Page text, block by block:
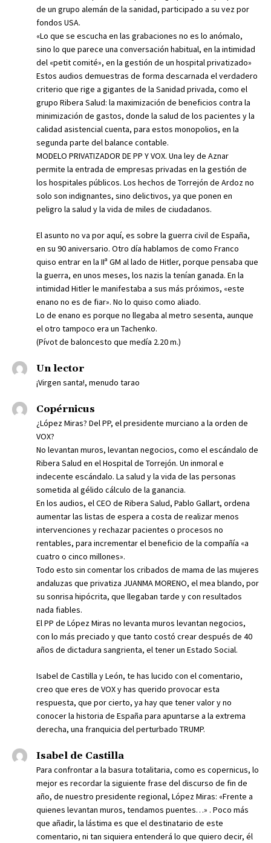
de un grupo alemán de la sanidad, participado a su vez por
fondos USA.
«Lo que se escucha en las grabaciones no es lo anómalo,
sino lo que parece una conversación habitual, en la intimidad
del «petit comité», en la gestión de un hospital privatizado»
Estos audios demuestras de forma descarnada el verdadero
criterio que rige a gigantes de la Sanidad privada, como el
grupo Ribera Salud: la maximización de beneficios contra la
minimización de gastos, donde la salud de los pacientes y la
calidad asistencial cuenta, para estos monopolios, en la
segunda parte del balance contable.
MODELO PRIVATIZADOR DE PP Y VOX. Una ley de Aznar
permite la entrada de empresas privadas en la gestión de
los hospitales públicos. Los hechos de Torrejón de Ardoz no
solo son indignantes, sino delictivos, ya que ponen en
peligro la salud y la vida de miles de ciudadanos.
El asunto no va por aquí, es sobre la guerra civil de España,
en su 90 aniversario. Otro día hablamos de como Franco
quiso entrar en la IIª GM al lado de Hitler, porque pensaba que
la guerra, en unos meses, los nazis la tenían ganada. En la
intimidad Hitler le manifestaba a sus más próximos, «este
enano no es de fiar». No lo quiso como aliado.
Lo de enano es porque no llegaba al metro sesenta, aunque
el otro tampoco era un Tachenko.
(Pívot de baloncesto que medía 2.20 m.)
Un lector
¡Virgen santa!, menudo tarao
Copérnicus
¿López Miras? Del PP, el presidente murciano a la orden de
VOX?
No levantan muros, levantan negocios, como el escándalo de
Ribera Salud en el Hospital de Torrejón. Un inmoral e
indecente escándalo. La salud y la vida de las personas
sometida al gélido cálculo de la ganancia.
En los audios, el CEO de Ribera Salud, Pablo Gallart, ordena
aumentar las listas de espera a costa de realizar menos
intervenciones y rechazar pacientes o procesos no
rentables, para incrementar el beneficio de la compañía «a
cuatro o cinco millones».
Todo esto sin comentar los cribados de mama de las mujeres
andaluzas que privatiza JUANMA MORENO, el mea blando, por
su sonrisa hipócrita, que llegaban tarde y con resultados
nada fiables.
El PP de López Miras no levanta muros levantan negocios,
con lo más preciado y que tanto costó crear después de 40
años de dictadura sangrienta, el tener un Estado Social.
Isabel de Castilla y León, te has lucido con el comentario,
creo que eres de VOX y has querido provocar esta
respuesta, que por cierto, ya hay que tener valor y no
conocer la historia de España para apuntarse a la extrema
derecha, una franquicia del perturbado TRUMP.
Isabel de Castilla
Para confrontar a la basura totalitaria, como es copernicus, lo
mejor es recordar la siguiente frase del discurso de fin de
año, de nuestro presidente regional, López Miras: «Frente a
quienes levantan muros, tendamos puentes…» . Poco más
que añadir, la lástima es que el destinatario de este
comentario, ni tan siquiera entenderá lo que quiero decir, él